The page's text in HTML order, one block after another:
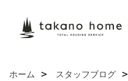
ホーム スタッフブログ